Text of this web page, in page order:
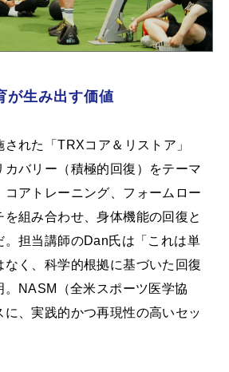
が生み出す価値
れた「TRXコア＆リストア」
カバリー（積極的回復）をテーマ
コアトレーニング、フォームロー
を組み合わせ、身体機能の回復と
。担当講師のDan氏は「これは単
なく、科学的根拠に基づいた回復
。NASM（全米スポーツ医学協
、実践的かつ再現性の高いセッ